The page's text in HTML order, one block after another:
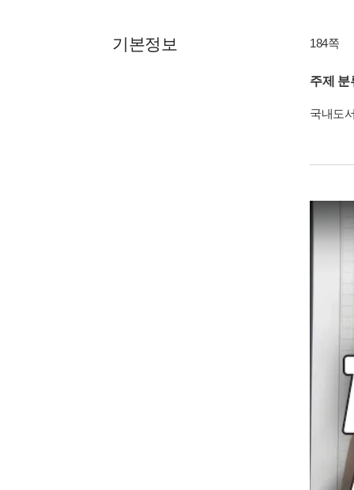
기본정보 184쪽
주제 분
국내도